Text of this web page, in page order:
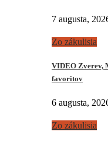
7 augusta,
Zo zákulisia
VIDEO Zverev,
favoritov
6 augusta,
Zo zákulisia